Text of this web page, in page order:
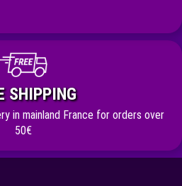
SHIPPING
in mainland France for orders over
50€